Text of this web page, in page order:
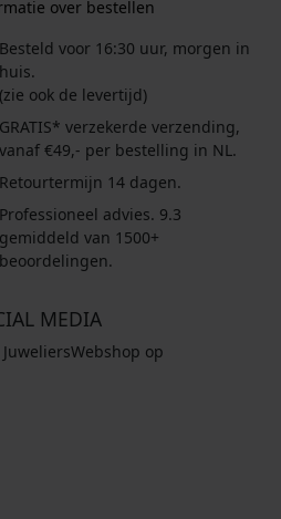
over bestellen
Besteld voor 16:30 uur, morgen in
huis.
(zie ook de levertijd)
GRATIS* verzekerde verzending,
vanaf €49,- per bestelling in NL.
Retourtermijn 14 dagen.
Professioneel advies. 9.3
gemiddeld van 1500+
beoordelingen.
MEDIA
op